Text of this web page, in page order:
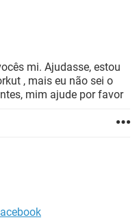
mi. Ajudasse, estou
, mais eu não sei o
mim ajude por favor